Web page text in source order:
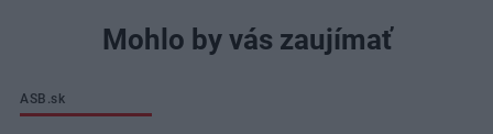
Mohlo by vás zaujímať
ASB.sk